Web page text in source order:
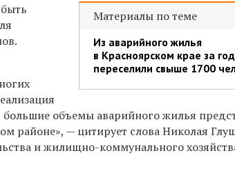
Материалы по теме
Из аварийного жилья
в Красноярском крае за год
переселили свыше 1700
объемы аварийного жилья
районе», — цитирует слова Николая
и жилищно-коммунального